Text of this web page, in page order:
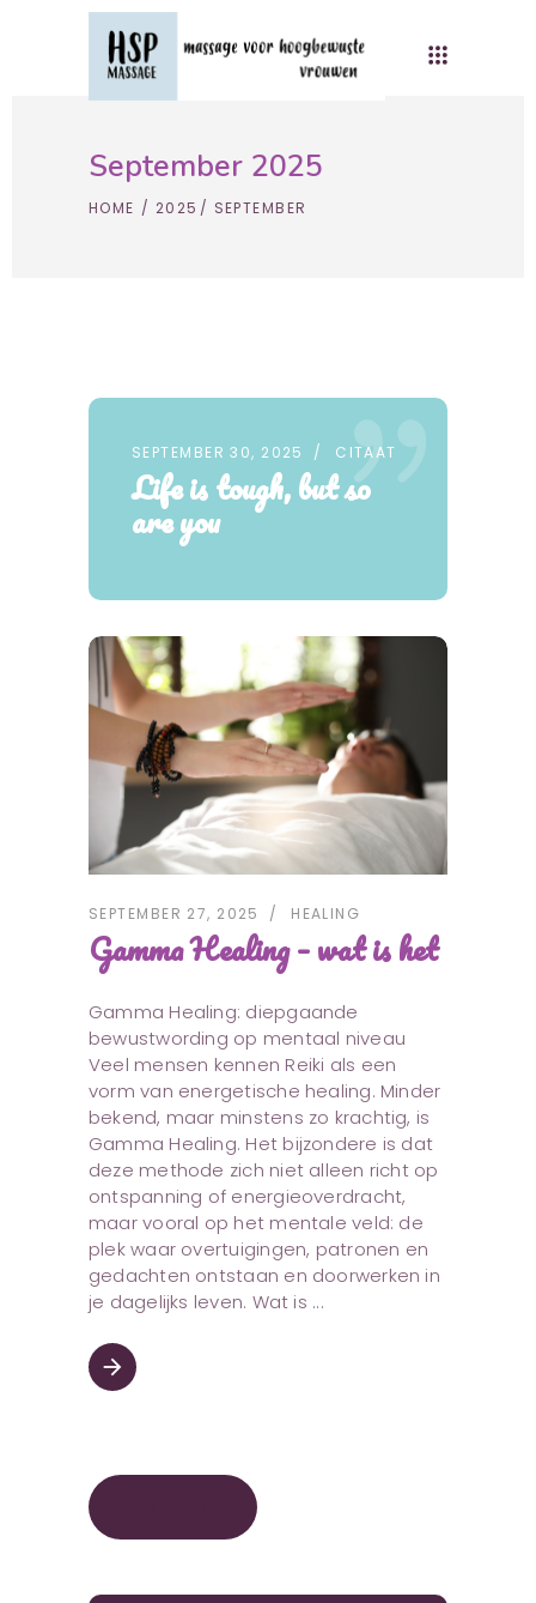
September 2025
HOME / 2025/ SEPTEMBER
SEPTEMBER 30, 2025 CITAAT
Life is tough, but so
are you
SEPTEMBER 27, 2025 HEALING
Gamma Healing – wat is het
Gamma Healing: diepgaande
bewustwording op mentaal niveau
Veel mensen kennen Reiki als een
vorm van energetische healing. Minder
bekend, maar minstens zo krachtig, is
Gamma Healing. Het bijzondere is dat
deze methode zich niet alleen richt op
ontspanning of energieoverdracht,
maar vooral op het mentale veld: de
plek waar overtuigingen, patronen en
gedachten ontstaan en doorwerken in
je dagelijks leven. Wat is
arrow_forward